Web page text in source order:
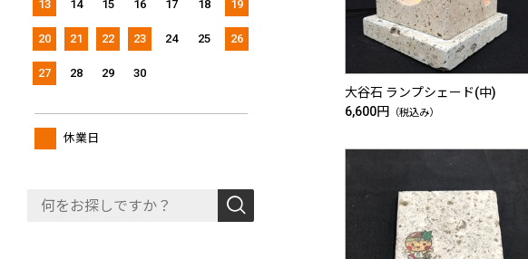
大谷石 ランプシェード(中)
6,600円
（税込み）
13 14 15 16 17 18 19
20 21 22 23 24 25 26
27 28 29 30
休業日